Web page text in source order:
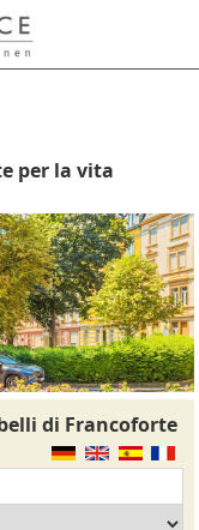
per la vita
di Francoforte